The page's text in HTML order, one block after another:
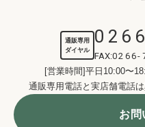
通販専用
ダイヤル
FAX:0266-
[営業時間]平日10:00〜
通販専用電話と実店舗電話
お問